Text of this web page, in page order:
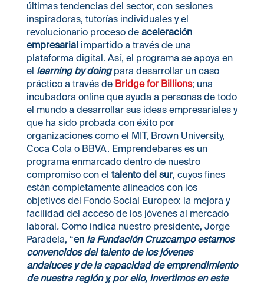
últimas tendencias del sector, con sesiones
inspiradoras, tutorías individuales y el
revolucionario proceso de aceleración
empresarial impartido a través de una
plataforma digital. Así, el programa se apoya en
el learning by doingpara desarrollar un caso
práctico a través de Bridge for Billions; una
incubadora online que ayuda a personas de todo
el mundo a desarrollar sus ideas empresariales y
que ha sido probada con éxito por
organizaciones como el MIT, Brown University,
Coca Cola o BBVA. Emprendebares es un
programa enmarcado dentro de nuestro
compromiso con el talento del sur, cuyos fines
están completamente alineados con los
objetivos del Fondo Social Europeo: la mejora y
facilidad del acceso de los jóvenes al mercado
laboral.Como indica nuestro presidente, Jorge
Paradela, “enla Fundación Cruzcampo estamos
convencidos del talento de los jóvenes
andaluces y de la capacidad de emprendimiento
de nuestra región y, por ello, invertimos en este